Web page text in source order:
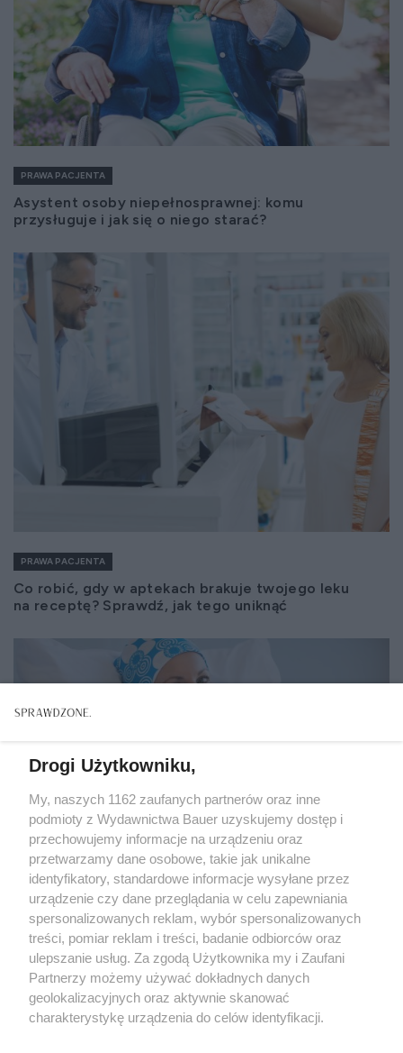
PRAWA PACJENTA
Asystent osoby niepełnosprawnej: komu
przysługuje i jak się o niego starać?
PRAWA PACJENTA
Co robić, gdy w aptekach brakuje twojego leku
na receptę? Sprawdź, jak tego uniknąć
PRAWA PACJENTA
Krajowa Sieć Onkologiczna: na czym polega, jakie
placówki do niej należą i jak będzie działać?
Drogi Użytkowniku,
My, naszych 1162 zaufanych partnerów oraz inne
podmioty z Wydawnictwa Bauer uzyskujemy dostęp i
przechowujemy informacje na urządzeniu oraz
przetwarzamy dane osobowe, takie jak unikalne
identyfikatory, standardowe informacje wysyłane przez
urządzenie czy dane przeglądania w celu zapewniania
spersonalizowanych reklam, wybór spersonalizowanych
treści, pomiar reklam i treści, badanie odbiorców oraz
ulepszanie usług. Za zgodą Użytkownika my i Zaufani
Partnerzy możemy używać dokładnych danych
geolokalizacyjnych oraz aktywnie skanować
charakterystykę urządzenia do celów identyfikacji.